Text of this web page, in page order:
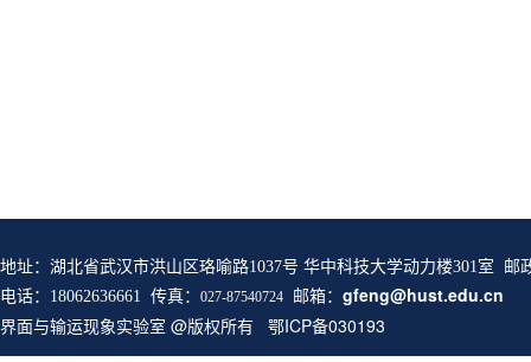
地址：湖北省武汉市洪山区珞喻路1037号 华中科技大学动力楼301室
电话：18062636661 传真： 027-87540724 邮箱： gfeng@hust.edu.cn
界面与输运现象实验室 @版权所有 鄂ICP备030193